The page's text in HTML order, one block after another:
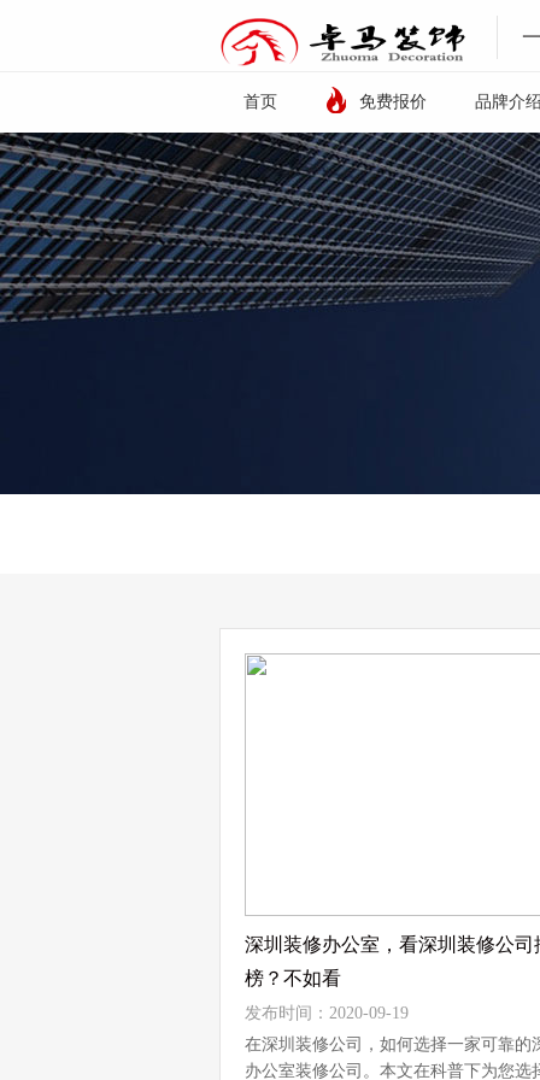
首页 免费报价 品牌介
深圳装修办公室，看深圳装修公司
榜？不如看
发布时间：2020-09-19
在深圳装修公司，如何选择一家可靠的
办公室装修公司。本文在科普下为您选